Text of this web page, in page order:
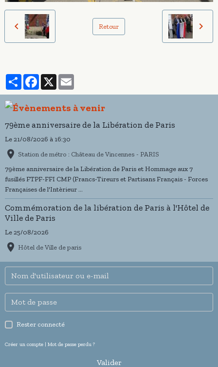
Retour
PartagerFacebook
X
79ème anniversaire de la Libération de Paris
Le 21/08/2026 à 16:30
Station de métro : Château de Vincennes - PARIS
79ème anniversaire de la Libération de Paris et Hommage aux 7
fusillés FTPF-FFI CMP (Francs-Tireurs et Partisans Français - Forces
Françaises de l'Intèrieur ...
Commémoration de la libération de Paris à l'Hôtel de
Ville de Paris
Le 25/08/2026
Hôtel de Ville de paris
Rester connecté
Créer un compte | Mot de passe perdu ?
Valider